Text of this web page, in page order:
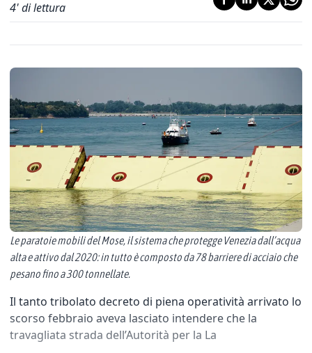
4' di lettura
Le paratoie mobili del Mose, il sistema che protegge Venezia dall’acqua
alta e attivo dal 2020: in tutto è composto da 78 barriere di acciaio che
pesano fino a 300 tonnellate.
Il tanto tribolato decreto di piena operatività arrivato lo
scorso febbraio aveva lasciato intendere che la
travagliata strada dell’Autorità per la La